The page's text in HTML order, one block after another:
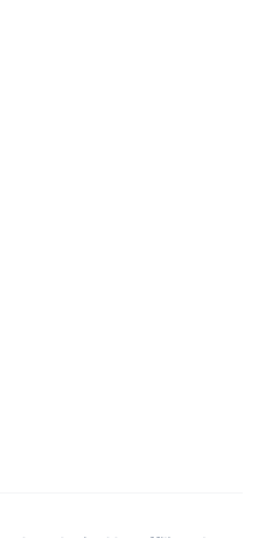
misteryo, at
ng dilim at